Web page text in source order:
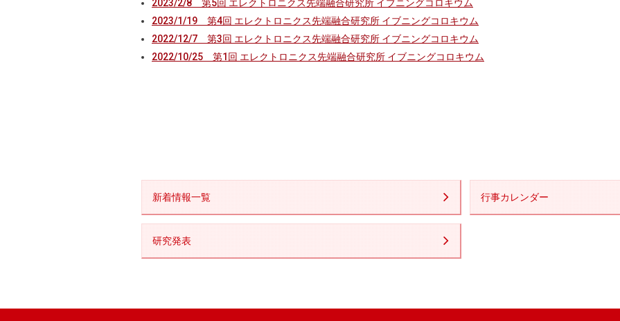
2023/2/8 第5回 エレクトロニクス先端融合研究所 イブニングコロキウム
2023/1/19 第4回 エレクトロニクス先端融合研究所 イブニングコロキウム
2022/12/7 第3回 エレクトロニクス先端融合研究所 イブニングコロキウム
2022/10/25 第1回 エレクトロニクス先端融合研究所 イブニングコロキウム
新着情報一覧 行事カレンダー
研究発表